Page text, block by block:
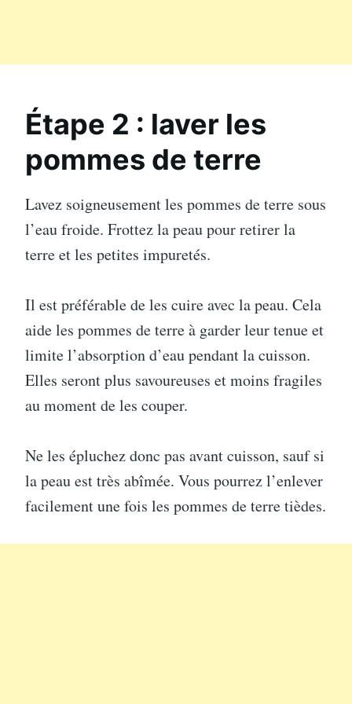
Étape 2 : laver les
pommes de terre
Lavez soigneusement les pommes de terre sous
l’eau froide. Frottez la peau pour retirer la
terre et les petites impuretés.
Il est préférable de les cuire avec la peau. Cela
aide les pommes de terre à garder leur tenue et
limite l’absorption d’eau pendant la cuisson.
Elles seront plus savoureuses et moins fragiles
au moment de les couper.
Ne les épluchez donc pas avant cuisson, sauf si
la peau est très abîmée. Vous pourrez l’enlever
facilement une fois les pommes de terre tièdes.